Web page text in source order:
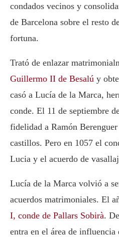
condados vecinos y
de Barcelona sobre el resto
fortuna.
Trató de enlazar
Guillermo II de Besalú y
casó a Lucía de la Marca,
conde. El 11 de septiembre
fidelidad a Ramón
castillos. Pero en 1057 el
Lucia y el acuerdo de
Lucía de la Marca volvió a
acuerdos matrimoniales. El
I, conde de Pallars Sobirà.
entra en el área de influencia